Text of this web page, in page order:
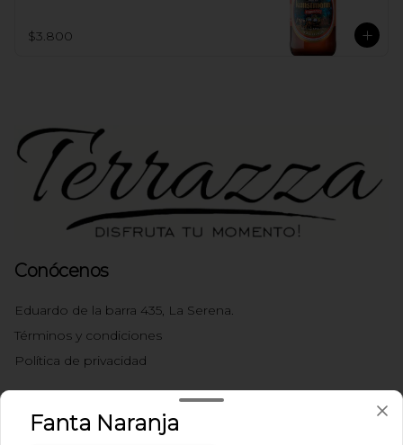
$3.800
Conócenos
Eduardo de la barra 435, La Serena.
Términos y condiciones
Política de privacidad
Fanta Naranja